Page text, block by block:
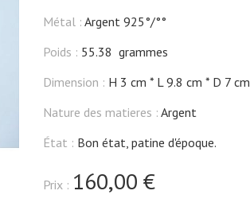
Métal : Argent 925°/°°
Poids : 55.38 grammes
Dimension : H 3 cm L 9.8 cm
D 7 cm
Nature des matieres : Argent
État : Bon état, patine d'époque.
Prix : 160,00 €